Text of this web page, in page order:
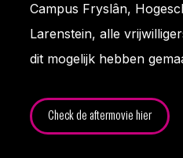
Campus Fryslân,
Larenstein, alle
dit mogelijk hebben
Check de aftermovie hier